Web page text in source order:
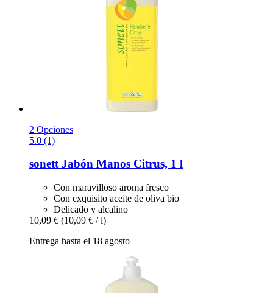
2 Opciones
5.0 (1)
sonettJabón Manos Citrus, 1 l
Con maravilloso aroma fresco
Con exquisito aceite de oliva bio
Delicado y alcalino
10,09 € (10,09 € / l)
Entrega hasta el 18 agosto